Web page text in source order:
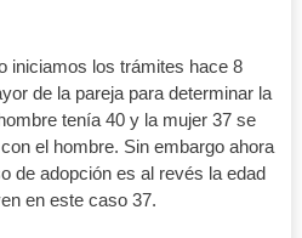
iniciamos los trámites hace 8
de la pareja para determinar la
tenía 40 y la mujer 37 se
el hombre. Sin embargo ahora
de adopción es al revés la edad
en este caso 37.